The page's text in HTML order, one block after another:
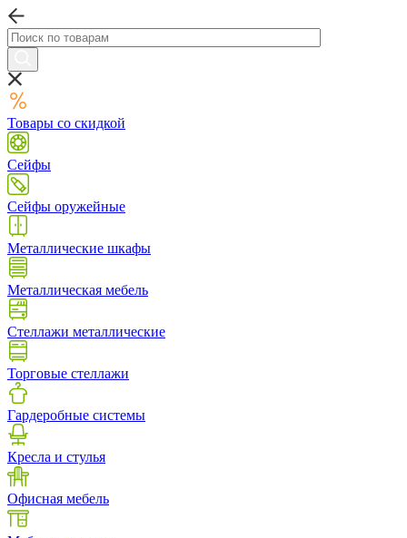
Товары со скидкой
Сейфы
Сейфы оружейные
Металлические шкафы
Металлическая мебель
Стеллажи металлические
Торговые стеллажи
Гардеробные системы
Кресла и стулья
Офисная мебель